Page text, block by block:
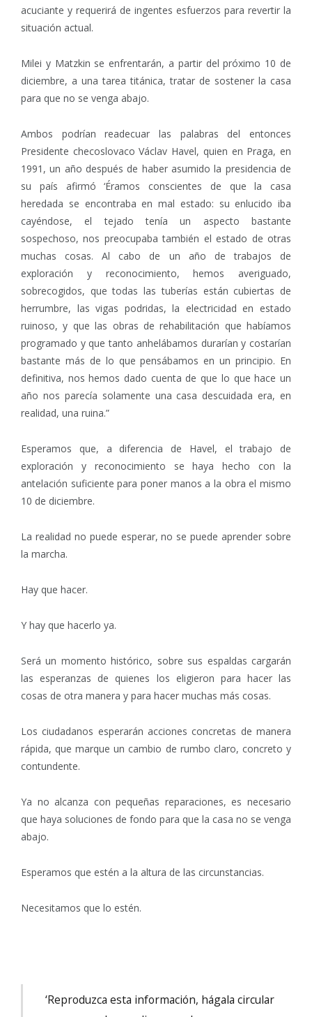
acuciante y requerirá de ingentes esfuerzos para revertir la
situación actual.
Milei y Matzkin se enfrentarán, a partir del próximo 10 de
diciembre, a una tarea titánica, tratar de sostener la casa
para que no se venga abajo.
Ambos podrían readecuar las palabras del entonces
Presidente checoslovaco Václav Havel, quien en Praga, en
1991, un año después de haber asumido la presidencia de
su país afirmó ‘Éramos conscientes de que la casa
heredada se encontraba en mal estado: su enlucido iba
cayéndose, el tejado tenía un aspecto bastante
sospechoso, nos preocupaba también el estado de otras
muchas cosas. Al cabo de un año de trabajos de
exploración y reconocimiento, hemos averiguado,
sobrecogidos, que todas las tuberías están cubiertas de
herrumbre, las vigas podridas, la electricidad en estado
ruinoso, y que las obras de rehabilitación que habíamos
programado y que tanto anhelábamos durarían y costarían
bastante más de lo que pensábamos en un principio. En
definitiva, nos hemos dado cuenta de que lo que hace un
año nos parecía solamente una casa descuidada era, en
realidad, una ruina.”
Esperamos que, a diferencia de Havel, el trabajo de
exploración y reconocimiento se haya hecho con la
antelación suficiente para poner manos a la obra el mismo
10 de diciembre.
La realidad no puede esperar, no se puede aprender sobre
la marcha.
Hay que hacer.
Y hay que hacerlo ya.
Será un momento histórico, sobre sus espaldas cargarán
las esperanzas de quienes los eligieron para hacer las
cosas de otra manera y para hacer muchas más cosas.
Los ciudadanos esperarán acciones concretas de manera
rápida, que marque un cambio de rumbo claro, concreto y
contundente.
Ya no alcanza con pequeñas reparaciones, es necesario
que haya soluciones de fondo para que la casa no se venga
abajo.
Esperamos que estén a la altura de las circunstancias.
Necesitamos que lo estén.
‘Reproduzca esta información, hágala circular